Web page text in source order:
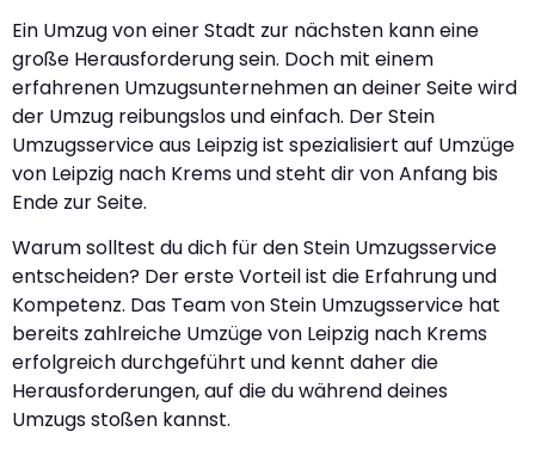
Ein Umzug von einer Stadt zur nächsten kann eine
große Herausforderung sein. Doch mit einem
erfahrenen Umzugsunternehmen an deiner Seite wird
der Umzug reibungslos und einfach. Der Stein
Umzugsservice aus Leipzig ist spezialisiert auf Umzüge
von Leipzig nach Krems und steht dir von Anfang bis
Ende zur Seite.
Warum solltest du dich für den Stein Umzugsservice
entscheiden? Der erste Vorteil ist die Erfahrung und
Kompetenz. Das Team von Stein Umzugsservice hat
bereits zahlreiche Umzüge von Leipzig nach Krems
erfolgreich durchgeführt und kennt daher die
Herausforderungen, auf die du während deines
Umzugs stoßen kannst.